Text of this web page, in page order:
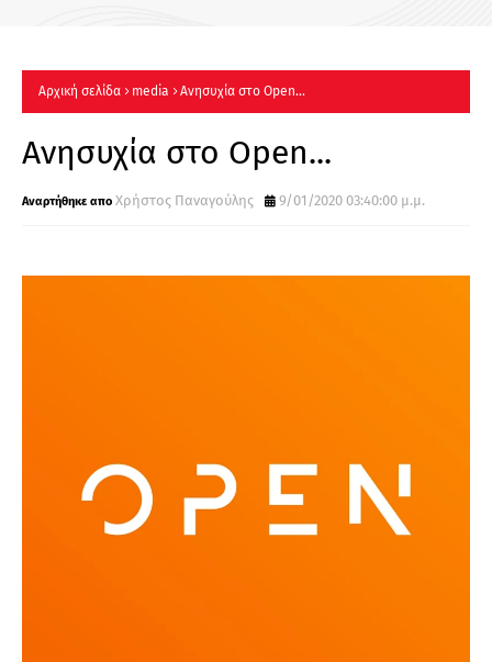
Αρχική σελίδα media Ανησυχία στο Open...
Ανησυχία στο Open...
Χρήστος Παναγούλης 9/01/2020 03:40:00 μ.μ.